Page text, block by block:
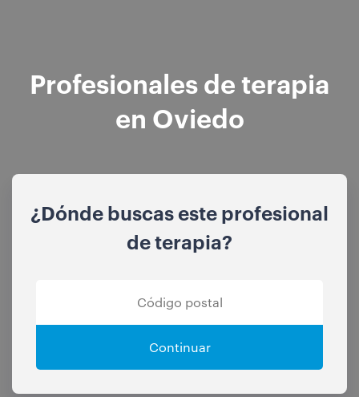
Profesionales de terapia
en Oviedo
¿Dónde buscas este profesional
de terapia?
Continuar